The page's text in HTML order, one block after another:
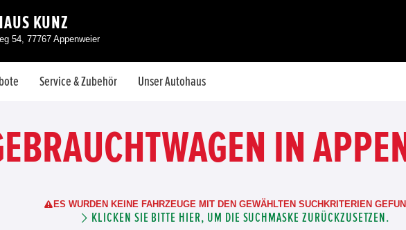
KUNZ
54, 77767 Appenweier
Service & Zubehör Unser Autohaus
IN
ES WURDEN KEINE FAHRZEUGE MIT DEN GEWÄHLTEN SUCHKRITERIEN
KLICKEN SIE BITTE HIER, UM DIE SUCHMASKE ZURÜCKZUSETZEN.